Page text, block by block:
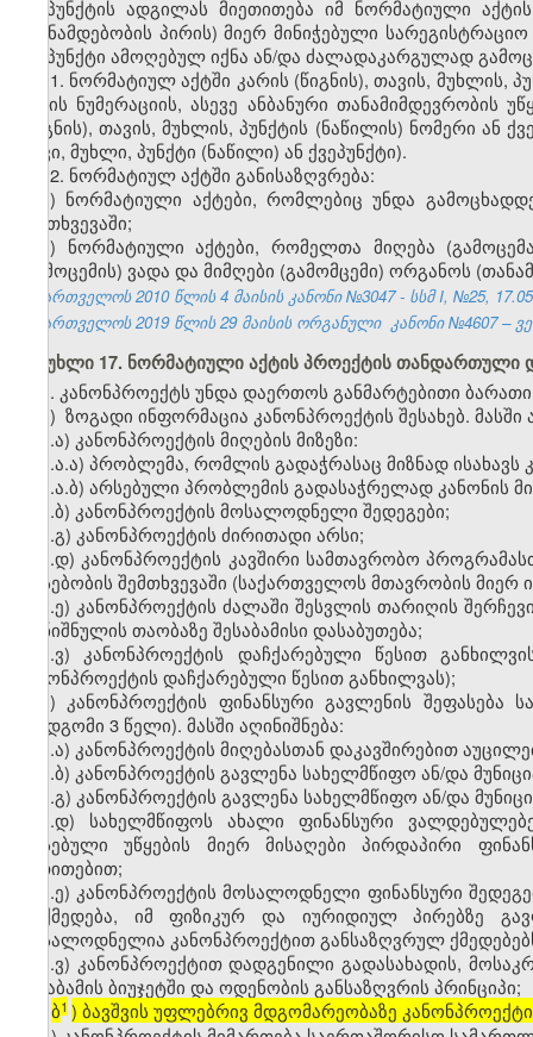
ქვეპუნქტის ადგილას მიეთითება იმ ნორმატიული
(თანამდებობის პირის) მიერ მინიჭებული
ქვეპუნქტი ამოღებულ იქნა ან/და ძალადაკარგულად
11. ნორმატიულ აქტში კარის (წიგნის), თავის, მუხლის,
აქტის ნუმერაციის, ასევე ანბანური თანამიმდევრობის
(წიგნის), თავის, მუხლის, პუნქტის (ნაწილის) ნომერი ან
თავი, მუხლი, პუნქტი (ნაწილი) ან ქვეპუნქტი).
12. ნორმატიულ აქტში განისაზღვრება:
ა) ნორმატიული აქტები, რომლებიც უნდა
შემთხვევაში;
ბ) ნორმატიული აქტები, რომელთა მიღება
(გამოცემის) ვადა და მიმღები (გამომცემი) ორგანოს
საქართველოს 2010 წლის 4 მაისის კანონი №3047 - სსმ I, №25,
საქართველოს 2019 წლის 29 მაისის ორგანული კანონი №4607 –
მუხლი 17. ნორმატიული აქტის პროექტის თანდართული
1. კანონპროექტს უნდა დაერთოს განმარტებითი
ა) ზოგადი ინფორმაცია კანონპროექტის შესახებ. მასში
ა.ა) კანონპროექტის მიღების მიზეზი:
ა.ა.ა) პრობლემა, რომლის გადაჭრასაც მიზნად
ა.ა.ბ) არსებული პრობლემის გადასაჭრელად კანონის
ა.ბ) კანონპროექტის მოსალოდნელი შედეგები;
ა.გ) კანონპროექტის ძირითადი არსი;
ა.დ) კანონპროექტის კავშირი სამთავრობო
არსებობის შემთხვევაში (საქართველოს მთავრობის
ა.ე) კანონპროექტის ძალაში შესვლის თარიღის
აღნიშნულის თაობაზე შესაბამისი დასაბუთება;
ა.ვ) კანონპროექტის დაჩქარებული წესით
კანონპროექტის დაჩქარებული წესით განხილვას);
ბ) კანონპროექტის ფინანსური გავლენის
შემდგომი 3 წელი). მასში აღინიშნება:
ბ.ა) კანონპროექტის მიღებასთან დაკავშირებით
ბ.ბ) კანონპროექტის გავლენა სახელმწიფო ან/და
ბ.გ) კანონპროექტის გავლენა სახელმწიფო ან/და
ბ.დ) სახელმწიფოს ახალი ფინანსური
არსებული უწყების მიერ მისაღები პირდაპირი
მითითებით;
ბ.ე) კანონპროექტის მოსალოდნელი ფინანსური
მოქმედება, იმ ფიზიკურ და იურიდიულ პირებზე
მოსალოდნელია კანონპროექტით განსაზღვრულ
ბ.ვ) კანონპროექტით დადგენილი გადასახადის,
შესაბამის ბიუჯეტში და ოდენობის განსაზღვრის პრინციპი;
ბ1 ) ბავშვის უფლებრივ მდგომარეობაზე